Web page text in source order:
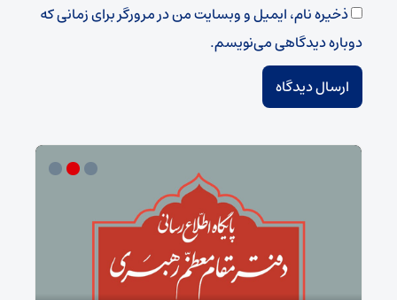
ذخیره نام، ایمیل و وبسایت من در مرورگر برای زمانی که
دوباره دیدگاهی می‌نویسم.